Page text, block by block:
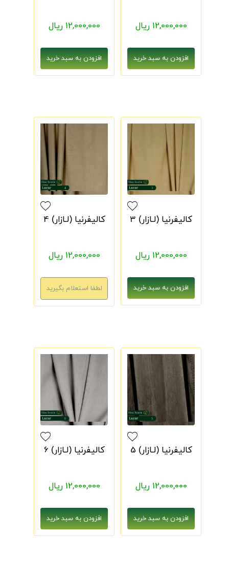
12,000,000 ریال 12,000,000 ریال
کالیفرنیا (لـازار) 3
12,000,000 ریال
کالیفرنیا (لـازار) 4
12,000,000 ریال
کالیفرنیا (لـازار) 5
12,000,000 ریال
کالیفرنیا (لـازار) 6
12,000,000 ریال